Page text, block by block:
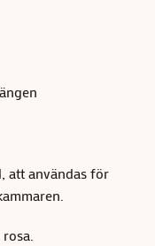
att användas för